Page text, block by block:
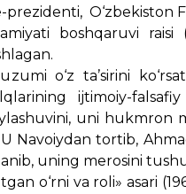
O‘zbekiston
boshqaruvi raisi
o‘z ta’sirini
ijtimoiy-
uni hukmron
Navoiydan tortib,
uning merosini
o‘rni va roli» asari